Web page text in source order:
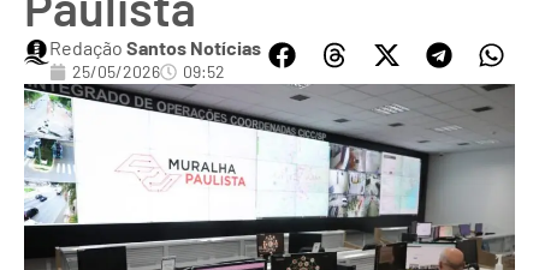
Redação Santos Notícias
25/05/2026 09:52